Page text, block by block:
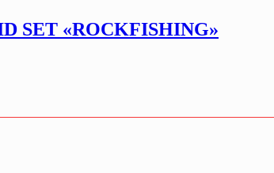
SET «ROCKFISHING»